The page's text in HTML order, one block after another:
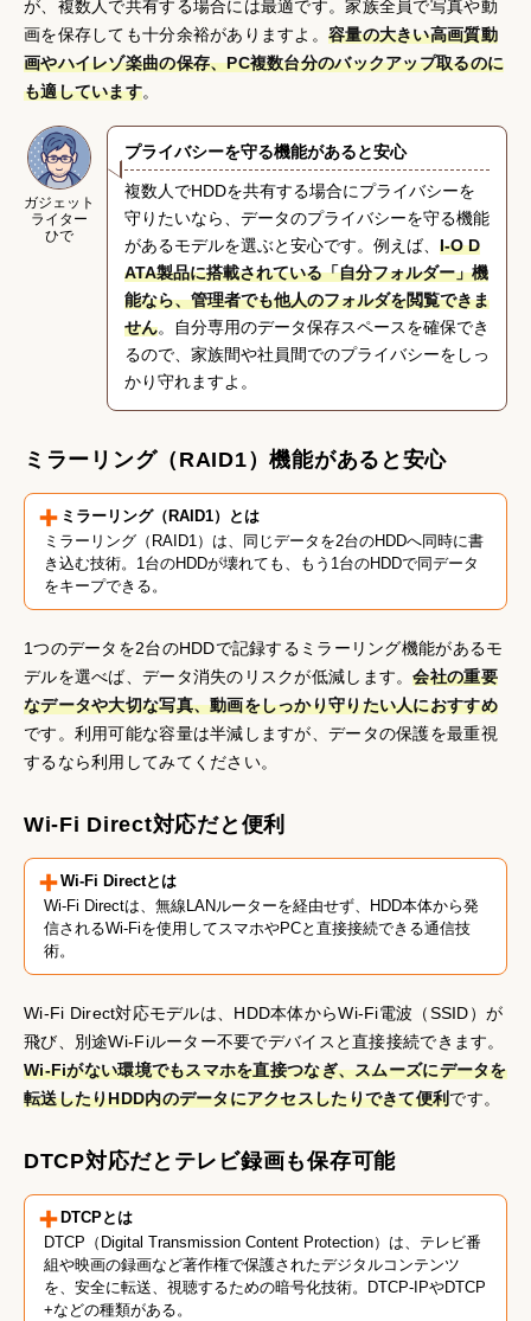
が、複数人で共有する場合には最適です。家族全員で写真や動
画を保存しても十分余裕がありますよ。容量の大きい高画質動
画やハイレゾ楽曲の保存、PC複数台分のバックアップ取るのに
も適しています。
ガジェット
ライター
ひで
プライバシーを守る機能があると安心
複数人でHDDを共有する場合にプライバシーを
守りたいなら、データのプライバシーを守る機能
があるモデルを選ぶと安心です。例えば、 I-O D
ATA製品に搭載されている「自分フォルダー」機
能なら、管理者でも他人のフォルダを閲覧できま
せん。自分専用のデータ保存スペースを確保でき
るので、家族間や社員間でのプライバシーをしっ
かり守れますよ。
ミラーリング（RAID1）機能があると安心
ミラーリング（RAID1）とは
ミラーリング（RAID1）は、同じデータを2台のHDDへ同時に書
き込む技術。1台のHDDが壊れても、もう1台のHDDで同データ
をキープできる。
1つのデータを2台のHDDで記録するミラーリング機能があるモ
デルを選べば、データ消失のリスクが低減します。会社の重要
なデータや大切な写真、動画をしっかり守りたい人におすすめ
です。利用可能な容量は半減しますが、データの保護を最重視
するなら利用してみてください。
Wi-Fi Direct対応だと便利
Wi-Fi Directとは
Wi-Fi Directは、無線LANルーターを経由せず、HDD本体から発
信されるWi-Fiを使用してスマホやPCと直接接続できる通信技
術。
Wi-Fi Direct対応モデルは、HDD本体からWi-Fi電波（SSID）が
飛び、別途Wi-Fiルーター不要でデバイスと直接接続できます。
Wi-Fiがない環境でもスマホを直接つなぎ、スムーズにデータを
転送したりHDD内のデータにアクセスしたりできて便利です。
DTCP対応だとテレビ録画も保存可能
DTCPとは
DTCP（Digital Transmission Content Protection）は、テレビ番
組や映画の録画など著作権で保護されたデジタルコンテンツ
を、安全に転送、視聴するための暗号化技術。DTCP-IPやDTCP
+などの種類がある。